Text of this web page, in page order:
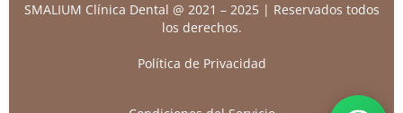
SMALIUM Clínica Dental @ 2021 – 2025 | Reservados todos
los derechos.
Política de Privacidad